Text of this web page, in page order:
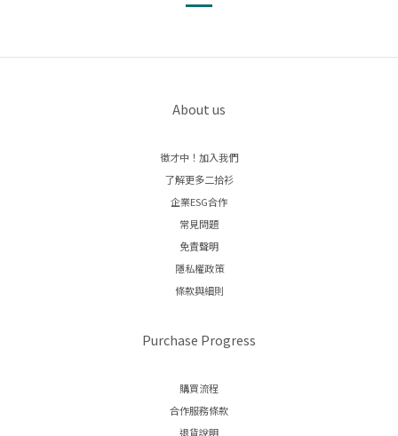
About us
徵才中！加入我們
了解更多二拾衫
企業ESG合作
常見問題
免責聲明
隱私權政策
條款與細則
Purchase Progress
購買流程
合作服務條款
退貨說明